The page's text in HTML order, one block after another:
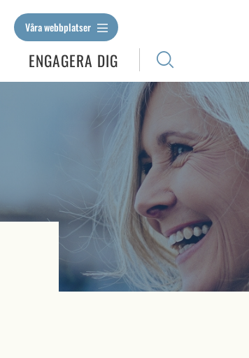
Våra webbplatser
ENGAGERA DIG